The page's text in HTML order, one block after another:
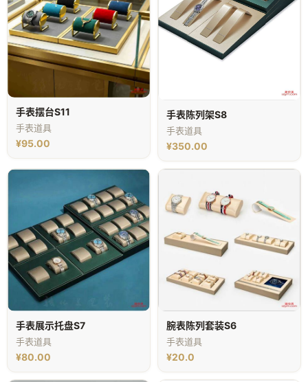
手表摆台S11
手表道具
¥95.00
手表陈列架S8
手表道具
¥350.00
手表展示托盘S7
手表道具
¥80.00
腕表陈列套装S6
手表道具
¥20.0